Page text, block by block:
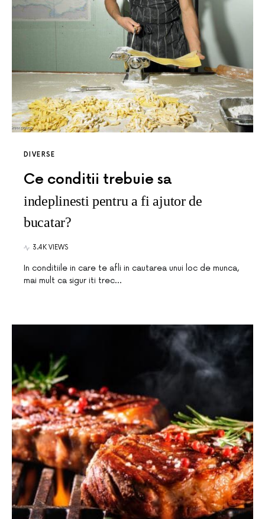
DIVERSE
Ce conditii trebuie sa
indeplinesti pentru a fi ajutor de
bucatar?
3.4K VIEWS
In conditiile in care te afli in cautarea unui loc de munca,
mai mult ca sigur iti trec…